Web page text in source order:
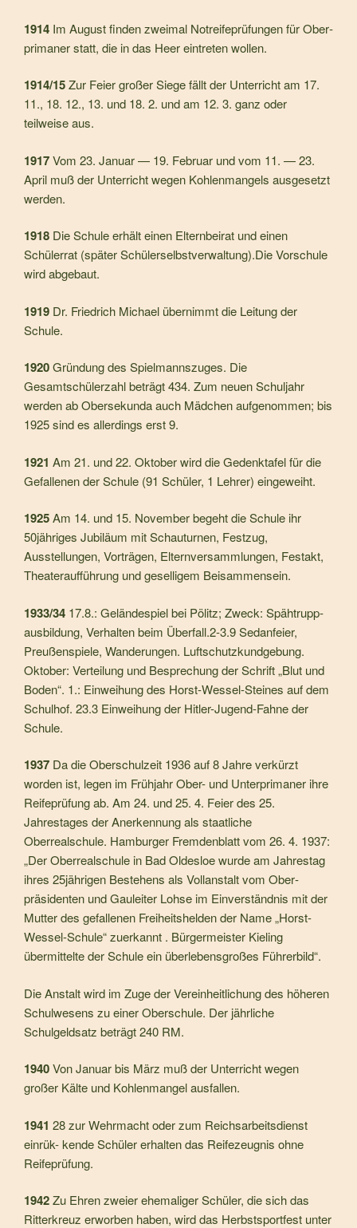
1914 Im August finden zweimal Notreifeprüfungen für Ober­
primaner statt, die in das Heer eintreten wollen.
1914/15Zur Feier großer Siege fällt der Unterricht am 17.
11., 18. 12., 13. und 18. 2. und am 12. 3. ganz oder
teilweise aus.
1917Vom 23. Januar — 19. Februar und vom 11. — 23.
April muß der Unterricht wegen Kohlenmangels ausgesetzt
wer­den.
1918 Die Schule erhält einen Elternbeirat und einen
Schülerrat (später Schülerselbstverwaltung).Die Vorschule
wird abgebaut.
1919 Dr. Friedrich Michael übernimmt die Leitung der
Schule.
1920Gründung des Spielmannszuges. Die
Gesamtschülerzahl beträgt 434. Zum neuen Schuljahr
werden ab Obersekunda auch Mädchen aufgenommen; bis
1925 sind es allerdings erst 9.
1921 Am 21. und 22. Oktober wird die Gedenktafel für die
Ge­fallenen der Schule (91 Schüler, 1 Lehrer) eingeweiht.
1925Am 14. und 15. November begeht die Schule ihr
50jähriges Jubiläum mit Schauturnen, Festzug,
Ausstellungen, Vor­trägen, Elternversammlungen, Festakt,
Theateraufführung und geselligem Beisammensein.
1933/34 17.8.: Geländespiel bei Pölitz; Zweck: Spähtrupp­
ausbildung, Verhalten beim Überfall.2-3.9 Sedanfeier,
Preußenspiele, Wanderungen. Luftschutzkundgebung.
Oktober: Verteilung und Besprechung der Schrift „Blut und
Boden“. 1.: Einweihung des Horst-Wessel-Steines auf dem
Schulhof. 23.3 Einweihung der Hitler-Jugend-Fahne der
Schule.
1937 Da die Oberschulzeit 1936 auf 8 Jahre verkürzt
worden ist, legen im Frühjahr Ober- und Unterprimaner ihre
Reife­prüfung ab. Am 24. und 25. 4. Feier des 25.
Jahrestages der Anerkennung als staatliche
Oberrealschule. Hamburger Fremdenblatt vom 26. 4. 1937:
„Der Oberrealschule in Bad Oldesloe wurde am Jahres­tag
ihres 25jährigen Bestehens als Vollanstalt vom Ober­
präsidenten und Gauleiter Lohse im Einverständnis mit der
Mutter des gefallenen Freiheitshelden der Name „Horst-
Wessel-Schule“ zuerkannt . Bürgermeister Kieling
übermittelte der Schule ein überlebensgroßes Führerbild“.
Die Anstalt wird im Zuge der Vereinheitlichung des hö­heren
Schulwesens zu einer Oberschule. Der jährliche
Schulgeldsatz beträgt 240 RM.
1940Von Januar bis März muß der Unterricht wegen
großer Kälte und Kohlenmangel ausfallen.
1941 28 zur Wehrmacht oder zum Reichsarbeitsdienst
einrük- kende Schüler erhalten das Reifezeugnis ohne
Reifeprü­fung.
1942Zu Ehren zweier ehemaliger Schüler, die sich das
Ritter­kreuz erworben haben, wird das Herbstsportfest unter